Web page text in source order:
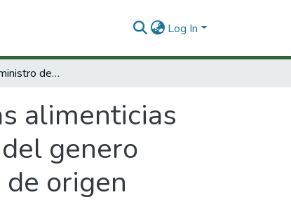
Log In
Elaboración y suministro de dietas alimenticias específicas para juveniles y adultos de peces del genero colossoma, tomando como variable proteínas de origen animal
alimenticias
genero
origen